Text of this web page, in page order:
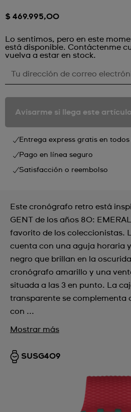
$ 469.995,00
Lo sentimos, pero en este
está disponible. Contáctenme
vuelva a estar en stock.
Tu dirección de correo
Avisarme si llega este artículo
Entrega express gratis en
Pago en línea seguro
Satisfacción o reembolso
Este cronógrafo retro está
GENT de los años 80:
favorito de los coleccionistas.
cuenta con una aguja horaria
negro que brillan en la
cronógrafo amarillo y una
situada a las 3 en punto. La
transparente se complementa
con ...
Mostrar más
SUSG409